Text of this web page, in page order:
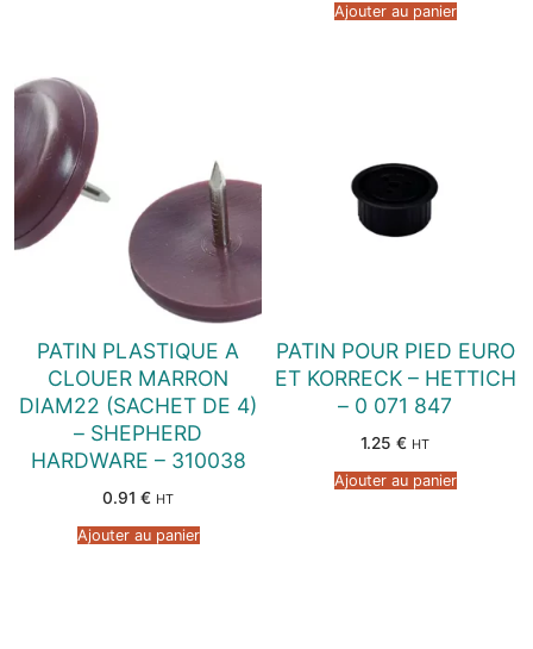
Ajouter au panier
PATIN PLASTIQUE A
CLOUER MARRON
DIAM22 (SACHET DE 4)
– SHEPHERD
HARDWARE – 310038
0.91 € HT
Ajouter au panier
PATIN POUR PIED EURO
ET KORRECK – HETTICH
– 0 071 847
1.25 € HT
Ajouter au panier